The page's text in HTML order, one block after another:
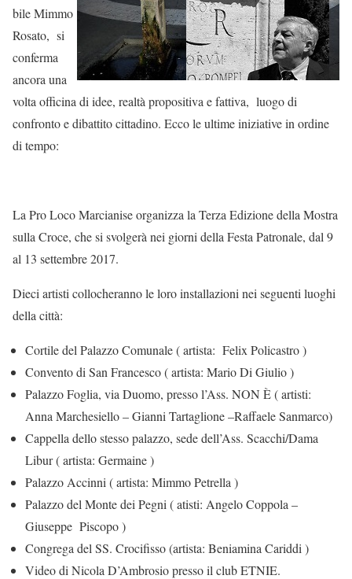
bile Mimmo
Rosato, si
conferma
ancora una
volta officina di idee, realtà propositiva e fattiva, luogo di
confronto e dibattito cittadino. Ecco le ultime iniziative in ordine
di tempo:
La Pro Loco Marcianise organizza la Terza Edizione della Mostra
sulla Croce, che si svolgerà nei giorni della Festa Patronale, dal 9
al 13 settembre 2017.
Dieci artisti collocheranno le loro installazioni nei seguenti luoghi
della città:
Cortile del Palazzo Comunale ( artista: Felix Policastro )
Convento di San Francesco ( artista: Mario Di Giulio )
Palazzo Foglia, via Duomo, presso l’Ass. NON È ( artisti:
Anna Marchesiello – Gianni Tartaglione –Raffaele Sanmarco)
Cappella dello stesso palazzo, sede dell’Ass. Scacchi/Dama
Libur ( artista: Germaine )
Palazzo Accinni ( artista: Mimmo Petrella )
Palazzo del Monte dei Pegni ( atisti: Angelo Coppola –
Giuseppe Piscopo )
Congrega del SS. Crocifisso (artista: Beniamina Cariddi )
Video di Nicola D’Ambrosio presso il club ETNIE.